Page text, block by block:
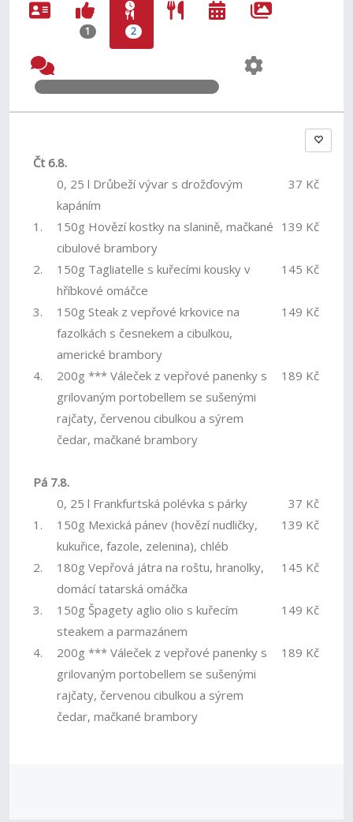
1 2
Čt 6.8.
0, 25 l Drůbeží vývar s drožďovým
kapáním
37 Kč
1.
150g Hovězí kostky na slanině, mačkané
cibulové brambory
139 Kč
2.
150g Tagliatelle s kuřecími kousky v
hříbkové omáčce
145 Kč
3.
150g Steak z vepřové krkovice na
fazolkách s česnekem a cibulkou,
americké brambory
149 Kč
4.
200g *** Váleček z vepřové panenky s
grilovaným portobellem se sušenými
rajčaty, červenou cibulkou a sýrem
čedar, mačkané brambory
189 Kč
Pá 7.8.
0, 25 l Frankfurtská polévka s párky
37 Kč
1.
150g Mexická pánev (hovězí nudličky,
kukuřice, fazole, zelenina), chléb
139 Kč
2.
180g Vepřová játra na roštu, hranolky,
domácí tatarská omáčka
145 Kč
3.
150g Špagety aglio olio s kuřecím
steakem a parmazánem
149 Kč
4.
200g *** Váleček z vepřové panenky s
grilovaným portobellem se sušenými
rajčaty, červenou cibulkou a sýrem
čedar, mačkané brambory
189 Kč